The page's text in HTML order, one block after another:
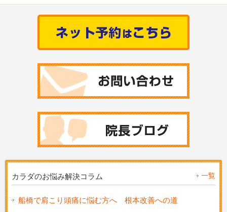
カラダのお悩み解決コラム 一覧
船橋で肩こり頭痛に悩む方へ 根本改善への道